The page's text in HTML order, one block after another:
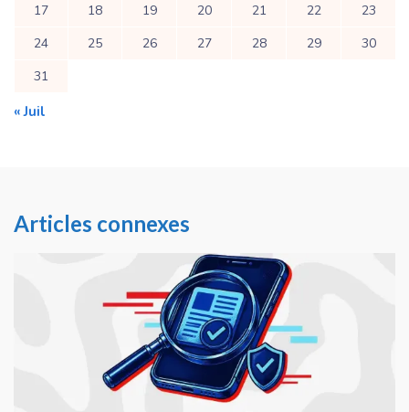
17
18 19 20 21 22
23
24
25 26 27 28 29
30
31
« Juil
Articles connexes